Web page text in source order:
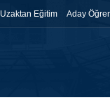
Uzaktan Eğitim Aday